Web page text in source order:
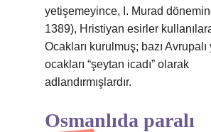
yetişemeyince, I. Murad
1389), Hristiyan esirler
Ocakları kurulmuş; bazı
ocakları “şeytan icadı” olarak
adlandırmışlardır.
Osmanlıda paralı